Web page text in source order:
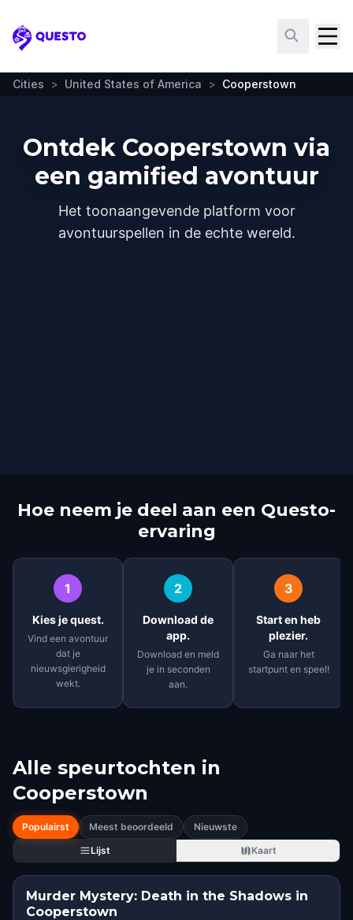
Questo
Cities > United States of America > Cooperstown
Ontdek Cooperstown via
een gamified avontuur
Het toonaangevende platform voor
avontuurspellen in de echte wereld.
Hoe neem je deel aan een Questo-
ervaring
1
Kies je quest.
Vind een avontuur
dat je
nieuwsgierigheid
wekt.
2
Download de
app.
Download en meld
je in seconden
aan.
3
Start en heb
plezier.
Ga naar het
startpunt en speel!
Alle speurtochten in
Cooperstown
Populairst Meest beoordeeld
Nieuwste
Lijst
Kaart
Murder Mystery: Death in the Shadows in
Cooperstown